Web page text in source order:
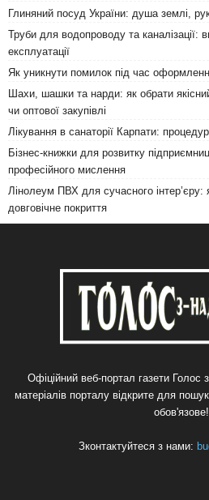
Глиняний посуд України: душа землі,
Труби для водопроводу та каналізації:
експлуатації
Як уникнути помилок під час
Шахи, шашки та нарди: як обрати
чи оптової закупівлі
Лікування в санаторії Карпати:
Бізнес-книжки для розвитку
професійного мислення
Лінолеум ПВХ для сучасного інтер’єру:
довговічне покриття
Офіційний веб-портал газети Голос
матеріалів порталу відкрите для
обов'язове!
Зконтактуйтеся з нами: